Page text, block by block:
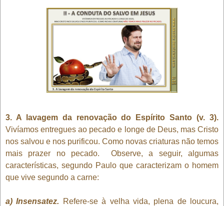
3. A lavagem da renovação do Espírito Santo (v. 3).
Vivíamos entregues ao pecado e longe de Deus, mas Cristo
nos salvou e nos purificou. Como novas criaturas não temos
mais prazer no pecado. Observe, a seguir, algumas
características, segundo Paulo que caracterizam o homem
que vive segundo a carne:
a) Insensatez.
Refere-se à velha vida, plena de loucura,